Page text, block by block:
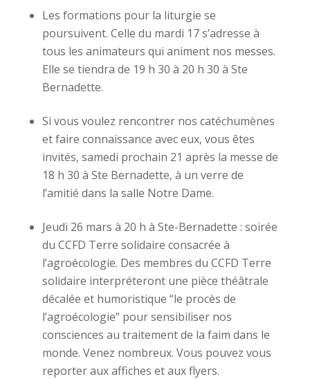
Les formations pour la liturgie se
poursuivent. Celle du mardi 17 s’adresse à
tous les animateurs qui animent nos messes.
Elle se tiendra de 19 h 30 à 20 h 30 à Ste
Bernadette.
Si vous voulez rencontrer nos catéchumènes
et faire connaissance avec eux, vous êtes
invités, samedi prochain 21 après la messe de
18 h 30 à Ste Bernadette, à un verre de
l’amitié dans la salle Notre Dame.
Jeudi 26 mars à 20 h à Ste-Bernadette : soirée
du CCFD Terre solidaire consacrée à
l’agroécologie. Des membres du CCFD Terre
solidaire interpréteront une pièce théâtrale
décalée et humoristique “le procès de
l’agroécologie” pour sensibiliser nos
consciences au traitement de la faim dans le
monde. Venez nombreux. Vous pouvez vous
reporter aux affiches et aux flyers.